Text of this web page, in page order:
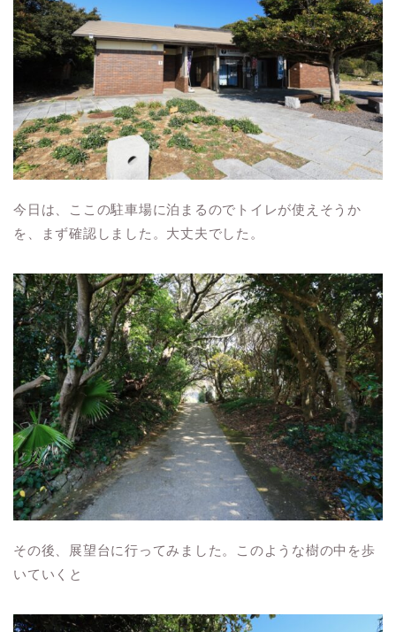
今日は、ここの駐車場に泊まるのでトイレが使えそうか
を、まず確認しました。大丈夫でした。
その後、展望台に行ってみました。このような樹の中を歩
いていくと